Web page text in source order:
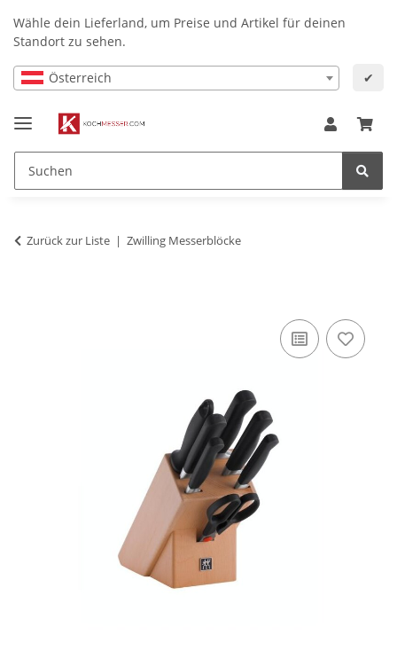
Wähle dein Lieferland, um Preise und Artikel für deinen
Standort zu sehen.
Österreich ✔
Zurück zur Liste Zwilling Messerblöcke